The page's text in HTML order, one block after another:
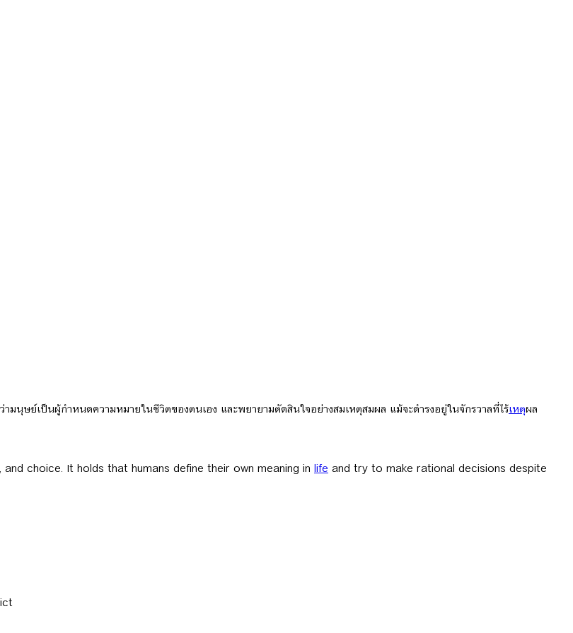
ามนุษย์เป็นผู้กำหนดความหมายในชีวิตของตนเอง และพยายามตัดสินใจอย่างสมเหตุสมผล แม้จะดำรงอยู่ในจักรวาลที่ไร้เหตุผล
and choice. It holds that humans define their own meaning in life and try to make rational decisions despite